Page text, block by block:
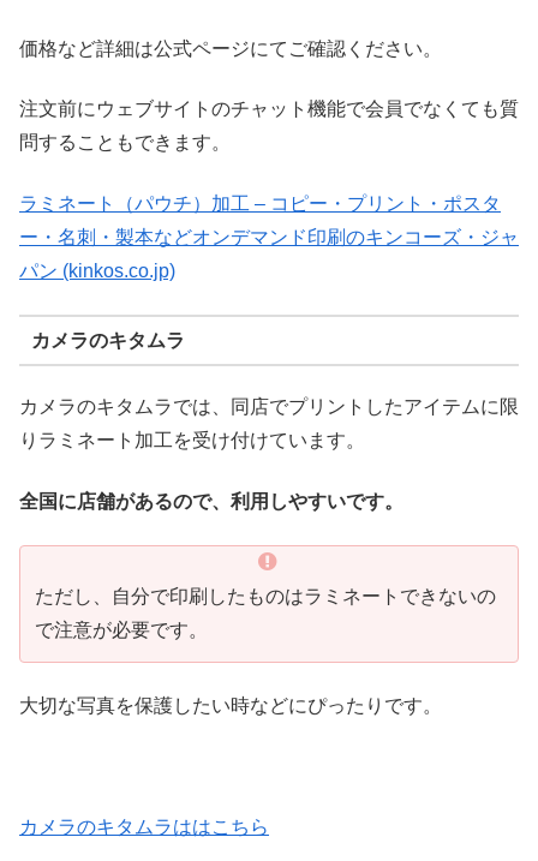
価格など詳細は公式ページにてご確認ください。
注文前にウェブサイトのチャット機能で会員でなくても質
問することもできます。
ラミネート（パウチ）加工 – コピー・プリント・ポスタ
ー・名刺・製本などオンデマンド印刷のキンコーズ・ジャ
パン (kinkos.co.jp)
カメラのキタムラ
カメラのキタムラでは、同店でプリントしたアイテムに限
りラミネート加工を受け付けています。
全国に店舗があるので、利用しやすいです。
ただし、自分で印刷したものはラミネートできないの
で注意が必要です。
大切な写真を保護したい時などにぴったりです。
カメラのキタムラははこちら